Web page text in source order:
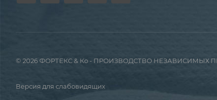
© 2026 ФОРТЕКС & Ко - ПРОИЗВОДСТВО
Версия для слабовидящих